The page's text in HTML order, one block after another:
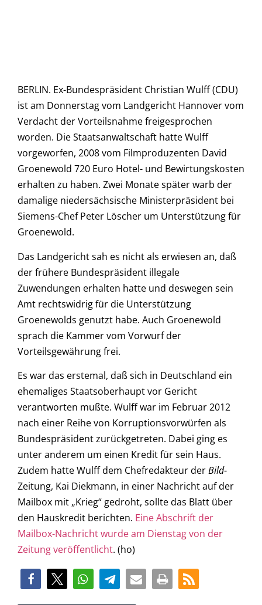
BERLIN. Ex-Bundespräsident Christian Wulff (CDU)
ist am Donnerstag vom Landgericht Hannover vom
Verdacht der Vorteilsnahme freigesprochen
worden. Die Staatsanwaltschaft hatte Wulff
vorgeworfen, 2008 vom Filmproduzenten David
Groenewold 720 Euro Hotel- und Bewirtungskosten
erhalten zu haben. Zwei Monate später warb der
damalige niedersächsische Ministerpräsident bei
Siemens-Chef Peter Löscher um Unterstützung für
Groenewold.
Das Landgericht sah es nicht als erwiesen an, daß
der frühere Bundespräsident illegale
Zuwendungen erhalten hatte und deswegen sein
Amt rechtswidrig für die Unterstützung
Groenewolds genutzt habe. Auch Groenewold
sprach die Kammer vom Vorwurf der
Vorteilsgewährung frei.
Es war das erstemal, daß sich in Deutschland ein
ehemaliges Staatsoberhaupt vor Gericht
verantworten mußte. Wulff war im Februar 2012
nach einer Reihe von Korruptionsvorwürfen als
Bundespräsident zurückgetreten. Dabei ging es
unter anderem um einen Kredit für sein Haus.
Zudem hatte Wulff dem Chefredakteur derBild-
Zeitung, Kai Diekmann, in einer Nachricht auf der
Mailbox mit „Krieg“ gedroht, sollte das Blatt über
den Hauskredit berichten. Eine Abschrift der
Mailbox-Nachricht wurde am Dienstag von der
Zeitung veröffentlicht. (ho)